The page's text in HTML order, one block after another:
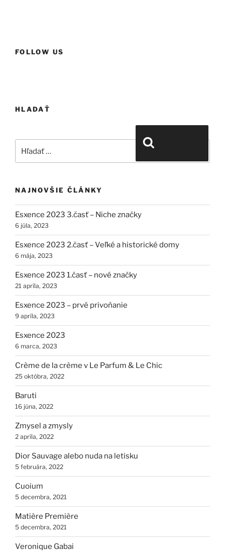
FOLLOW US
HLADAŤ
NAJNOVŠIE ČLÁNKY
Esxence 2023 3.časť – Niche značky
6 júla, 2023
Esxence 2023 2.časť – Veľké a historické domy
6 mája, 2023
Esxence 2023 1.časť – nové značky
21 apríla, 2023
Esxence 2023 – prvé privoňanie
9 apríla, 2023
Esxence 2023
6 marca, 2023
Crème de la crème v Le Parfum & Le Chic
25 októbra, 2022
Baruti
16 júna, 2022
Zmysel a zmysly
2 apríla, 2022
Dior Sauvage alebo nuda na letisku
5 februára, 2022
Cuoium
5 decembra, 2021
Matière Première
5 decembra, 2021
Veronique Gabai